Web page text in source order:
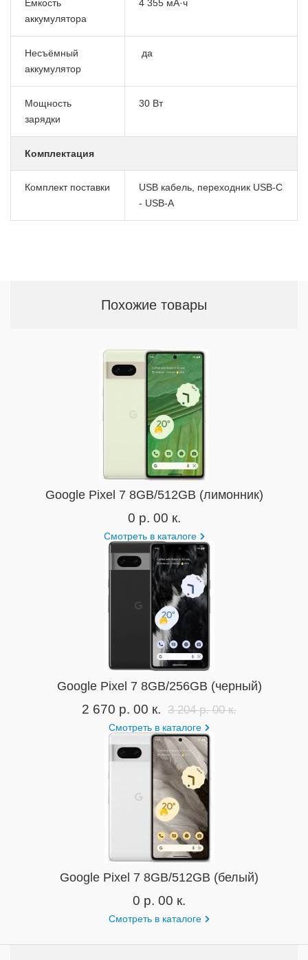
Емкость
аккумулятора
4 355 мА·ч
Несъёмный
аккумулятор
да
Мощность
зарядки
30 Вт
Комплектация
Комплект поставки
USB кабель, переходник USB-C
- USB-A
Похожие товары
Google Pixel 7 8GB/512GB (лимонник)
0 р. 00 к.
Смотреть в каталоге
Google Pixel 7 8GB/256GB (черный)
2 670 р. 00 к. 3 204 р. 00 к.
Смотреть в каталоге
Google Pixel 7 8GB/512GB (белый)
0 р. 00 к.
Смотреть в каталоге